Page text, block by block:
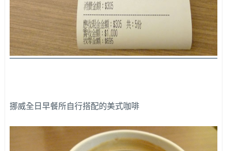
挪威全日早餐所自行搭配的美式咖啡